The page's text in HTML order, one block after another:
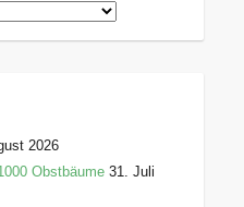
2026
Obstbäume 31. Juli